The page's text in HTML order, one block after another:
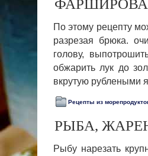
По этому рецепту
разрезая брюка.
голову,
обжарить лук до
вкрутую рублеными
Рецепты из
РЫБА,
Рыбу нарезать